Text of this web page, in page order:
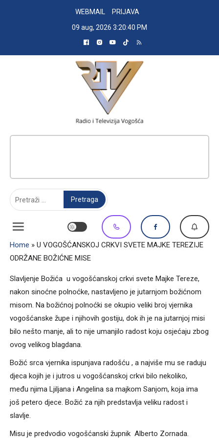
WEBMAIL
PRIJAVA
09 aug, 2026 3:20:41 PM
Home » U VOGOŠĆANSKOJ CRKVI SVETE MAJKE TEREZIJE
ODRŽANE BOŽIĆNE MISE
Slavljenje Božića u vogošćanskoj crkvi svete Majke Tereze,
nakon sinoćne polnoćke, nastavljeno je jutarnjom božićnom
misom. Na božićnoj polnoćki se okupio veliki broj vjernika
vogošćanske župe i njihovih gostiju, dok ih je na jutarnjoj misi
bilo nešto manje, ali to nije umanjilo radost koju osjećaju zbog
ovog velikog blagdana.
Božić srca vjernika ispunjava radošću , a najviše mu se raduju
djeca kojih je i jutros u vogošćanskoj crkvi bilo nekoliko,
među njima Ljiljana i Angelina sa majkom Sanjom, koja ima
još petero djece. Božić za njih predstavlja veliku radost i
slavlje.
Misu je predvodio vogošćanski župnik Alberto Zornada.